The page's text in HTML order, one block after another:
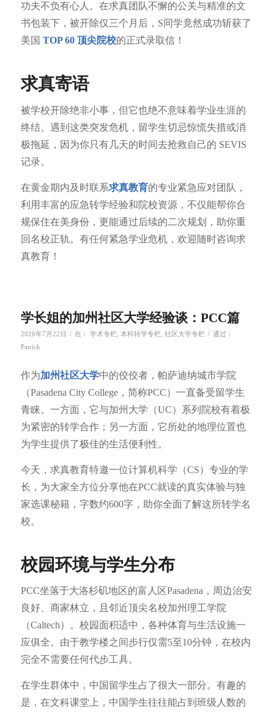
功夫不负有心人。在求真团队不懈的公关与精准的文
书包装下，被开除仅三个月后，S同学竟然成功斩获了
美国 TOP 60 顶尖院校的正式录取信！
求真寄语
被学校开除绝非小事，但它也绝不意味着学业生涯的
终结。遇到这类突发危机，留学生切忌惊慌失措或消
极拖延，因为你只有几天的时间去抢救自己的 SEVIS
记录。
在黄金期内及时联系求真教育的专业紧急应对团队，
利用丰富的应急转学经验和院校资源，不仅能帮你合
规保住在美身份，更能通过后续的二次规划，助你重
回名校正轨。有任何紧急学业危机，欢迎随时咨询求
真教育！
学长姐的加州社区大学经验谈：PCC篇
2026年7月22日 / 在： 学术专栏, 本科转学专栏, 社区大学专栏 / 通过：
Patrick
作为加州社区大学中的佼佼者，帕萨迪纳城市学院
（Pasadena City College，简称PCC）一直备受留学生
青睐。一方面，它与加州大学（UC）系列院校有着极
为紧密的转学合作；另一方面，它所处的地理位置也
为学生提供了极佳的生活便利性。
今天，求真教育特邀一位计算机科学（CS）专业的学
长，为大家全方位分享他在PCC就读的真实体验与独
家选课秘籍，字数约600字，助你全面了解这所转学名
校。
校园环境与学生分布
PCC坐落于大洛杉矶地区的富人区Pasadena，周边治安
良好、商家林立，且邻近顶尖名校加州理工学院
（Caltech）。校园面积适中，各种体育与生活设施一
应俱全。由于教学楼之间步行仅需5至10分钟，在校内
完全不需要任何代步工具。
在学生群体中，中国留学生占了很大一部分。有趣的
是，在文科课堂上，中国学生往往能占到班级人数的